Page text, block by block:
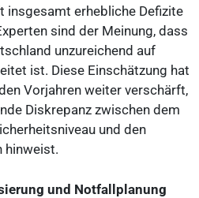
insgesamt erhebliche Defizite
sind der Meinung, dass
unzureichend auf
ist. Diese Einschätzung hat
Vorjahren weiter verschärft,
Diskrepanz zwischen dem
und den
hinweist.
und Notfallplanung